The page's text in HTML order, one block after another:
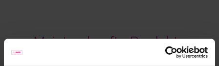
Meistverkaufte Produkte